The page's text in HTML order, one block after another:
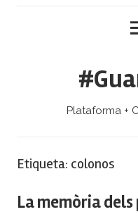
Plataforma +
Etiqueta: colonos
La memòria